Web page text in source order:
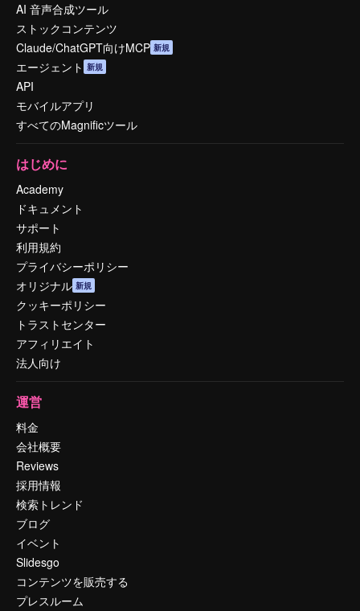
AI 音声合成ツール
ストックコンテンツ
Claude/ChatGPT向けMCP 新規
エージェント 新規
API
モバイルアプリ
すべてのMagnificツール
はじめに
Academy
ドキュメント
サポート
利用規約
プライバシーポリシー
オリジナル 新規
クッキーポリシー
トラストセンター
アフィリエイト
法人向け
運営
料金
会社概要
Reviews
採用情報
検索トレンド
ブログ
イベント
Slidesgo
コンテンツを販売する
プレスルーム